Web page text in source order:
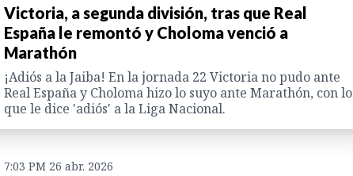
Victoria, a segunda división, tras que Real
España le remontó y Choloma venció a
Marathón
¡Adiós a la Jaiba! En la jornada 22 Victoria no pudo ante
Real España y Choloma hizo lo suyo ante Marathón, con lo
que le dice 'adiós' a la Liga Nacional.
7:03 PM 26 abr. 2026